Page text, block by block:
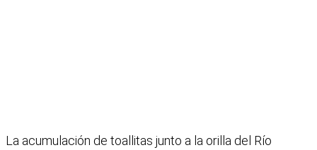
La acumulación de toallitas junto a la orilla del Río